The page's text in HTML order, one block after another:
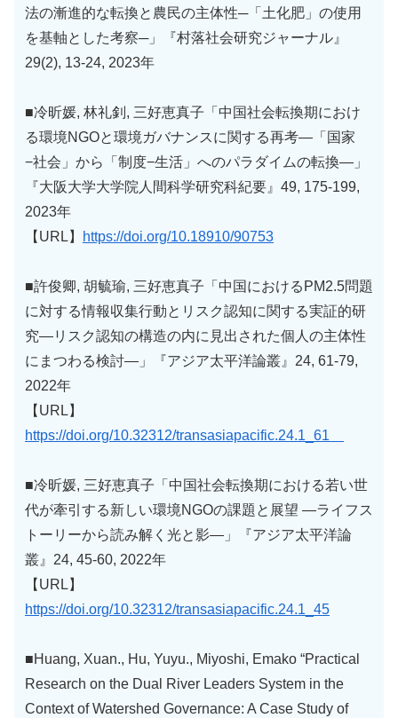
法の漸進的な転換と農民の主体性─「土化肥」の使用
を基軸とした考察─」『村落社会研究ジャーナル』
29(2), 13-24, 2023年
■冷昕媛, 林礼釗, 三好恵真子「中国社会転換期におけ
る環境NGOと環境ガバナンスに関する再考―「国家
−社会」から「制度−生活」へのパラダイムの転換―」
『大阪大学大学院人間科学研究科紀要』49, 175-199,
2023年
【URL】
https://doi.org/10.18910/90753
■許俊卿, 胡毓瑜, 三好恵真子「中国におけるPM2.5問題
に対する情報収集行動とリスク認知に関する実証的研
究―リスク認知の構造の内に見出された個人の主体性
にまつわる検討―」『アジア太平洋論叢』24, 61-79,
2022年
【URL】
https://doi.org/10.32312/transasiapacific.24.1_61
■冷昕媛, 三好恵真子「中国社会転換期における若い世
代が牽引する新しい環境NGOの課題と展望 ―ライフス
トーリーから読み解く光と影―」『アジア太平洋論
叢』24, 45-60, 2022年
【URL】
https://doi.org/10.32312/transasiapacific.24.1_45
■Huang, Xuan., Hu, Yuyu., Miyoshi, Emako “Practical
Research on the Dual River Leaders System in the
Context of Watershed Governance: A Case Study of